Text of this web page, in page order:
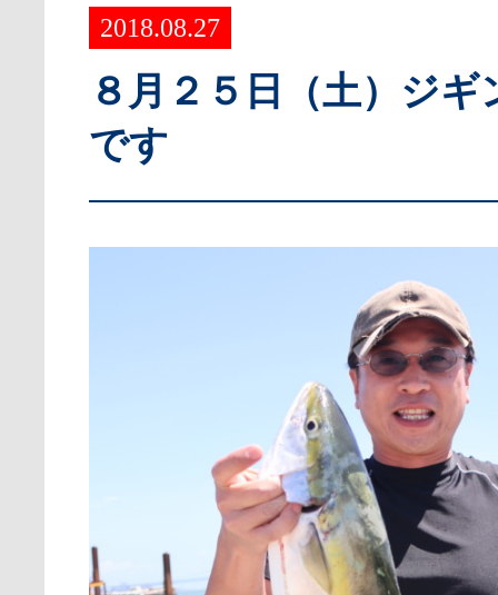
2018.08.27
８月２５日（土）ジギ
です